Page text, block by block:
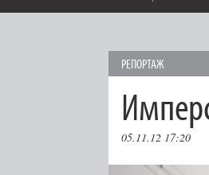
РЕПОРТАЖ
05.11.12 17:20